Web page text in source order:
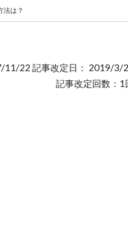
法は？
11/22 記事改定日： 2019/3/
記事改定回数：1